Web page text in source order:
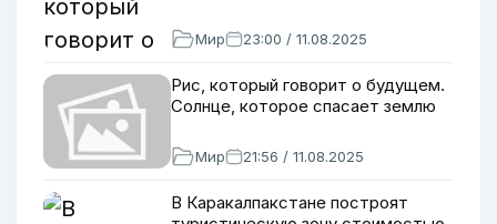
Мир 23:00 / 11.08.2025
Рис, который говорит о будущем.
Солнце, которое спасает землю
Мир 21:56 / 11.08.2025
В Каракалпакстане построят